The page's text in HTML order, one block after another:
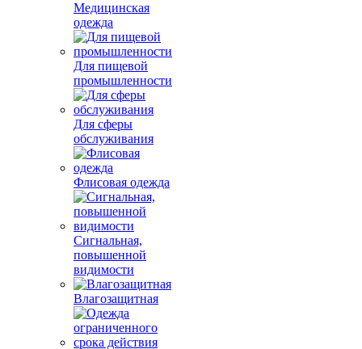
Медицинская
одежда
Для пищевой
промышленности
Для сферы
обслуживания
Флисовая одежда
Сигнальная,
повышенной
видимости
Влагозащитная